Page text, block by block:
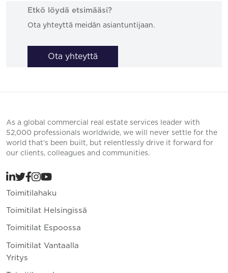
Etkö löydä etsimääsi?
Ota yhteyttä meidän asiantuntijaan.
Ota yhteyttä
As a global commercial real estate services leader with
52,000 professionals worldwide, we will never settle for the
world that’s been built, but relentlessly drive it forward for
our clients, colleagues and communities.
Toimitilahaku
Toimitilat Helsingissä
Toimitilat Espoossa
Toimitilat Vantaalla
Yritys